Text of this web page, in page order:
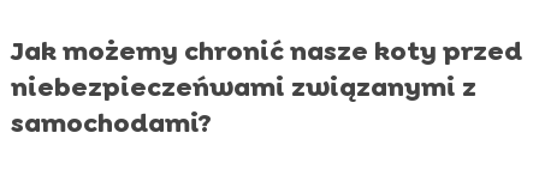
Jak możemy chronić nasze koty przed
niebezpieczeńwami związanymi z
samochodami?